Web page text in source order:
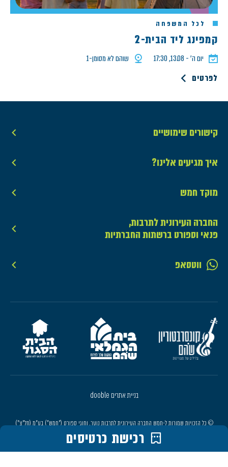
לכל המשפחה
קמפינג ליד הבית-2
יום ה׳ - 13.08, 17:30 שוהם לא מסומן-1
לפרטים
רכישת כרטיסים
קישורים שימושיים
איך מגיעים אלינו?
מוקד חמש
החברה העירונית לתרבות,
פנאי וספורט ברשתות החברתיות
ווטסאפ
© כל הזכויות שמורות ל-חמש החברה העירונית לתרבות נוער, וחוגי ספורט ("חמש") בע"מ (חל"צ")
בניית אתרים dooble